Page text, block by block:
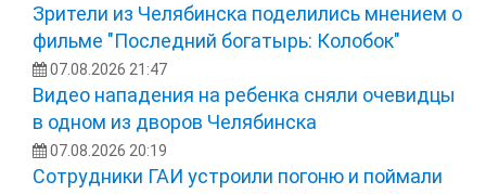
Зрители из Челябинска поделились мнением о
фильме "Последний богатырь: Колобок"
07.08.2026 21:47
Видео нападения на ребенка сняли очевидцы
в одном из дворов Челябинска
07.08.2026 20:19
Сотрудники ГАИ устроили погоню и поймали